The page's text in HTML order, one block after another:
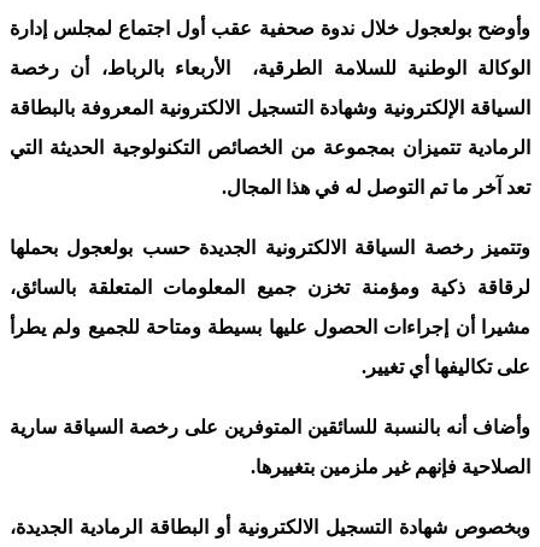
وأوضح بولعجول خلال ندوة صحفية عقب أول اجتماع لمجلس إدارة
الوكالة الوطنية للسلامة الطرقية، الأربعاء بالرباط، أن رخصة
السياقة الإلكترونية وشهادة التسجيل الالكترونية المعروفة بالبطاقة
الرمادية تتميزان بمجموعة من الخصائص التكنولوجية الحديثة التي
تعد آخر ما تم التوصل له في هذا المجال.
وتتميز رخصة السياقة الالكترونية الجديدة حسب بولعجول بحملها
لرقاقة ذكية ومؤمنة تخزن جميع المعلومات المتعلقة بالسائق،
مشيرا أن إجراءات الحصول عليها بسيطة ومتاحة للجميع ولم يطرأ
على تكاليفها أي تغيير.
وأضاف أنه بالنسبة للسائقين المتوفرين على رخصة السياقة سارية
الصلاحية فإنهم غير ملزمين بتغييرها.
وبخصوص شهادة التسجيل الالكترونية أو البطاقة الرمادية الجديدة،